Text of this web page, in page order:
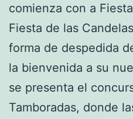
comienza con a
Fiesta de las
forma de despedida
la bienvenida a su
se presenta el
Tamboradas, donde